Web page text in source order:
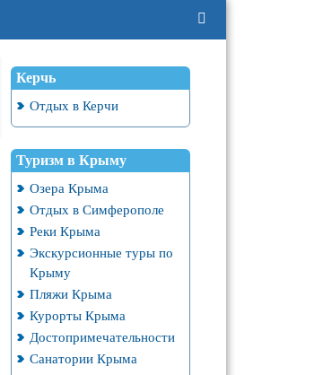
Керчь
Отдых в Керчи
Туризм в Крыму
Озера Крыма
Отдых в Симферополе
Реки Крыма
Экскурсионные туры по
Крыму
Пляжи Крыма
Курорты Крыма
Достопримечательности
Санатории Крыма